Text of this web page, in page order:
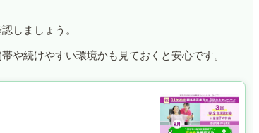
しましょう。
や続けやすい環境かも見ておくと安心です。